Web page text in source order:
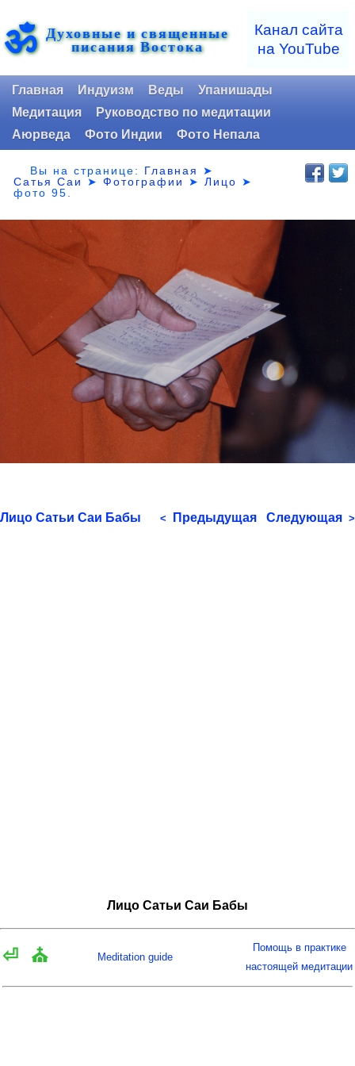
ॐ Духовные и священные
писания Востока
Канал сайта
на YouTube
Главная Индуизм Веды
Упанишады
Медитация
Руководство по медитации
Аюрведа
Фото Индии Фото Непала
Вы на странице: Главная
➤
Сатья Саи
➤Фотографии ➤Лицо ➤
фото 95.
Лицо Сатьи Саи Бабы < Предыдущая Следующая >
Лицо Сатьи Саи Бабы
⏎ ⛪ Meditation guide
Помощь в практике
настоящей медитации